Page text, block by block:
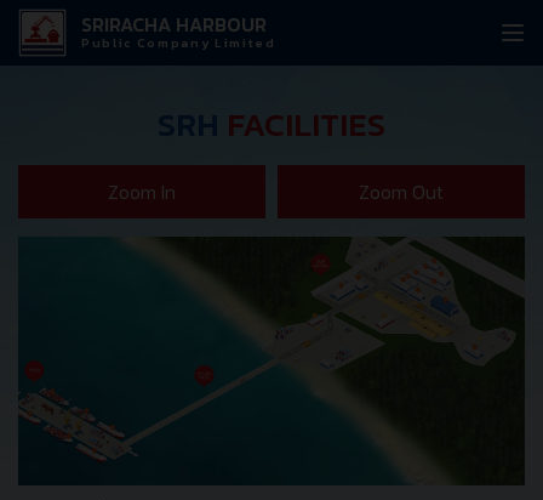
SRIRACHA HARBOUR
Public Company Limited
FACILITIES
Zoom In Zoom Out